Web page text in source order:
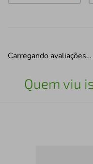
Carregando avaliações…
Quem viu